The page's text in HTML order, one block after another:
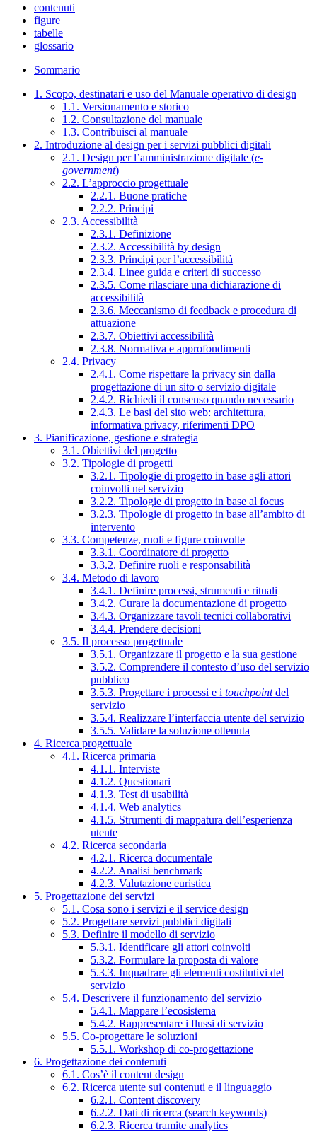
contenuti
figure
tabelle
glossario
Sommario
1. Scopo, destinatari e uso del Manuale operativo di design
1.1. Versionamento e storico
1.2. Consultazione del manuale
1.3. Contribuisci al manuale
2. Introduzione al design per i servizi pubblici digitali
2.1. Design per l’amministrazione digitale (e-
government)
2.2. L’approccio progettuale
2.2.1. Buone pratiche
2.2.2. Principi
2.3. Accessibilità
2.3.1. Definizione
2.3.2. Accessibilità by design
2.3.3. Principi per l’accessibilità
2.3.4. Linee guida e criteri di successo
2.3.5. Come rilasciare una dichiarazione di
accessibilità
2.3.6. Meccanismo di feedback e procedura di
attuazione
2.3.7. Obiettivi accessibilità
2.3.8. Normativa e approfondimenti
2.4. Privacy
2.4.1. Come rispettare la privacy sin dalla
progettazione di un sito o servizio digitale
2.4.2. Richiedi il consenso quando necessario
2.4.3. Le basi del sito web: architettura,
informativa privacy, riferimenti DPO
3. Pianificazione, gestione e strategia
3.1. Obiettivi del progetto
3.2. Tipologie di progetti
3.2.1. Tipologie di progetto in base agli attori
coinvolti nel servizio
3.2.2. Tipologie di progetto in base al focus
3.2.3. Tipologie di progetto in base all’ambito di
intervento
3.3. Competenze, ruoli e figure coinvolte
3.3.1. Coordinatore di progetto
3.3.2. Definire ruoli e responsabilità
3.4. Metodo di lavoro
3.4.1. Definire processi, strumenti e rituali
3.4.2. Curare la documentazione di progetto
3.4.3. Organizzare tavoli tecnici collaborativi
3.4.4. Prendere decisioni
3.5. Il processo progettuale
3.5.1. Organizzare il progetto e la sua gestione
3.5.2. Comprendere il contesto d’uso del servizio
pubblico
3.5.3. Progettare i processi e i touchpointdel
servizio
3.5.4. Realizzare l’interfaccia utente del servizio
3.5.5. Validare la soluzione ottenuta
4. Ricerca progettuale
4.1. Ricerca primaria
4.1.1. Interviste
4.1.2. Questionari
4.1.3. Test di usabilità
4.1.4. Web analytics
4.1.5. Strumenti di mappatura dell’esperienza
utente
4.2. Ricerca secondaria
4.2.1. Ricerca documentale
4.2.2. Analisi benchmark
4.2.3. Valutazione euristica
5. Progettazione dei servizi
5.1. Cosa sono i servizi e il service design
5.2. Progettare servizi pubblici digitali
5.3. Definire il modello di servizio
5.3.1. Identificare gli attori coinvolti
5.3.2. Formulare la proposta di valore
5.3.3. Inquadrare gli elementi costitutivi del
servizio
5.4. Descrivere il funzionamento del servizio
5.4.1. Mappare l’ecosistema
5.4.2. Rappresentare i flussi di servizio
5.5. Co-progettare le soluzioni
5.5.1. Workshop di co-progettazione
6. Progettazione dei contenuti
6.1. Cos’è il content design
6.2. Ricerca utente sui contenuti e il linguaggio
6.2.1. Content discovery
6.2.2. Dati di ricerca (search keywords)
6.2.3. Ricerca tramite analytics